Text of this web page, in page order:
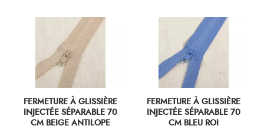
FERMETURE À GLISSIÈRE
INJECTÉE SÉPARABLE 70
CM BEIGE ANTILOPE
FERMETURE À GLISSIÈRE
INJECTÉE SÉPARABLE 70
CM BLEU ROI